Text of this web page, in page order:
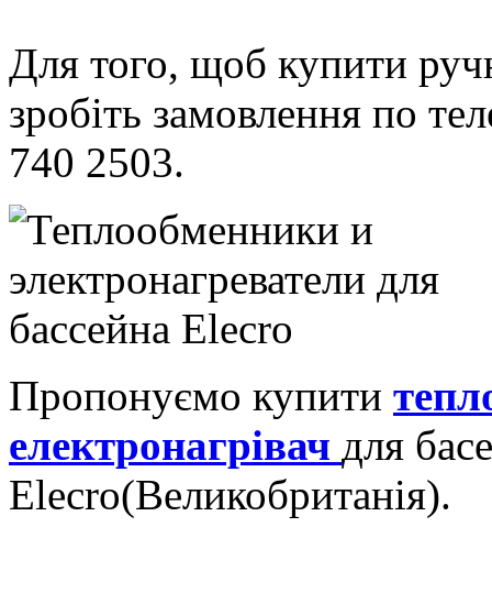
Для того, щоб купити
зробіть замовлення по
740 2503.
Пропонуємо купити
електронагрівач для
Elecro(Великобританія).